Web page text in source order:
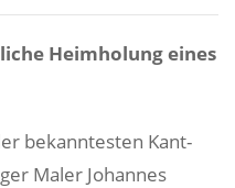
Heimholung eines
bekanntesten Kant-
Maler Johannes